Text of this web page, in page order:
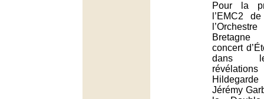
Pour la
l’EMC2
concert
dans
Jérémy